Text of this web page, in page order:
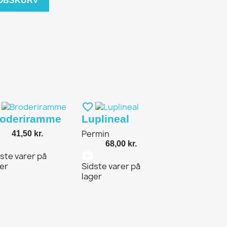
41,50 kr.
varer på
favorite_border
Luplineal
Permin
68,00 kr.
Sidste varer på
lager